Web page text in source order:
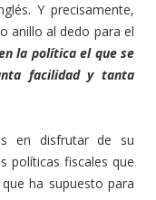
Y precisamente,
anillo al dedo para el
la política el que se
facilidad y tanta
en disfrutar de su
políticas fiscales que
ha supuesto para